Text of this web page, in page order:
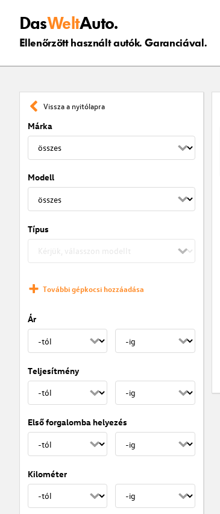
DasWeltAuto.
Ellenőrzött használt autók. Garanciával.
Vissza a nyitólapra
Márka
Modell
Típus
További gépkocsi hozzáadása
Ár
Teljesítmény
Első forgalomba helyezés
Kilométer